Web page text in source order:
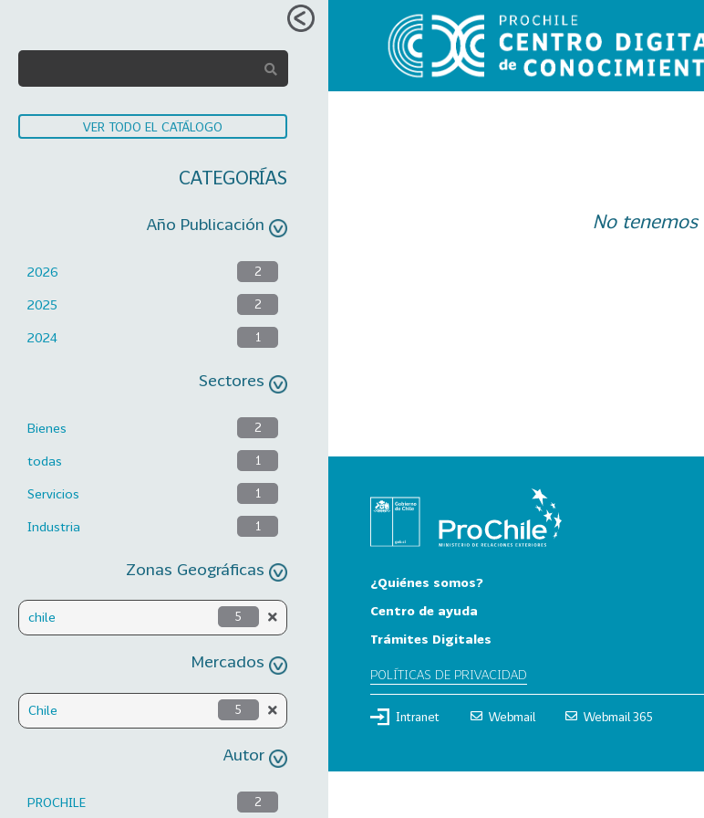
VER TODO EL CATÁLOGO
CATEGORÍAS
Año Publicación
2026 2
2025 2
2024 1
Sectores
Bienes 2
todas 1
Servicios 1
Industria 1
Zonas Geográficas
chile 5
Mercados
Chile 5
Autor
PROCHILE 2
No tenemos
¿Quiénes somos?
Centro de ayuda
Trámites Digitales
POLÍTICAS DE PRIVACIDAD
Intranet Webmail Webmail 365